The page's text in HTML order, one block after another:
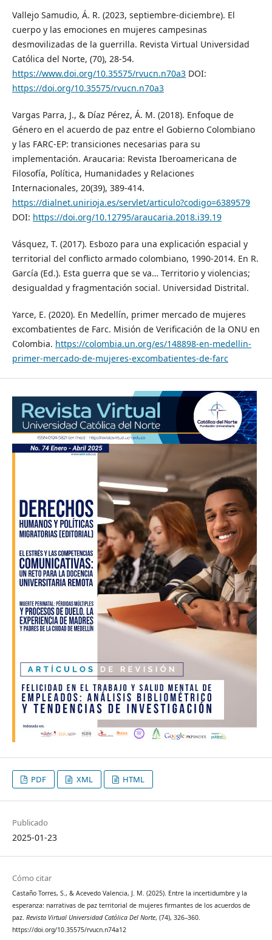
Vallejo Samudio, Á. R. (2023, septiembre-diciembre). El
cuerpo y las emociones en mujeres campesinas
desmovilizadas de la guerrilla. Revista Virtual Universidad
Católica del Norte, (70), 28-54.
https://www.doi.org/10.35575/rvucn.n70a3DOI:
https://doi.org/10.35575/rvucn.n70a3
Vargas Parra, J., & Díaz Pérez, Á. M. (2018). Enfoque de
Género en el acuerdo de paz entre el Gobierno Colombiano
y las FARC-EP: transiciones necesarias para su
implementación. Araucaria: Revista Iberoamericana de
Filosofía, Política, Humanidades y Relaciones
Internacionales, 20(39), 389-414.
https://dialnet.unirioja.es/servlet/articulo?codigo=6389579
DOI: https://doi.org/10.12795/araucaria.2018.i39.19
Vásquez, T. (2017). Esbozo para una explicación espacial y
territorial del conflicto armado colombiano, 1990-2014. En R.
García (Ed.). Esta guerra que se va… Territorio y violencias;
desigualdad y fragmentación social. Universidad Distrital.
Yarce, E. (2020). En Medellín, primer mercado de mujeres
excombatientes de Farc. Misión de Verificación de la ONU en
Colombia. https://colombia.un.org/es/148898-en-medellin-
primer-mercado-de-mujeres-excombatientes-de-farc
PDF XML HTML
Publicado
2025-01-23
Cómo citar
Castaño Torres, S., & Acevedo Valencia, J. M. (2025). Entre la incertidumbre y la
esperanza: narrativas de paz territorial de mujeres firmantes de los acuerdos de
paz. Revista Virtual Universidad Católica Del Norte, (74), 326–360.
https://doi.org/10.35575/rvucn.n74a12